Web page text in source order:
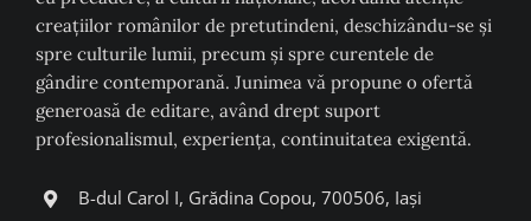
creaţiilor românilor de pretutindeni, deschizându-se şi
spre culturile lumii, precum şi spre curentele de
gândire contemporană. Junimea vă propune o ofertă
generoasă de editare, având drept suport
profesionalismul, experiența, continuitatea exigentă.
B-dul Carol I, Grădina Copou, 700506, Iași